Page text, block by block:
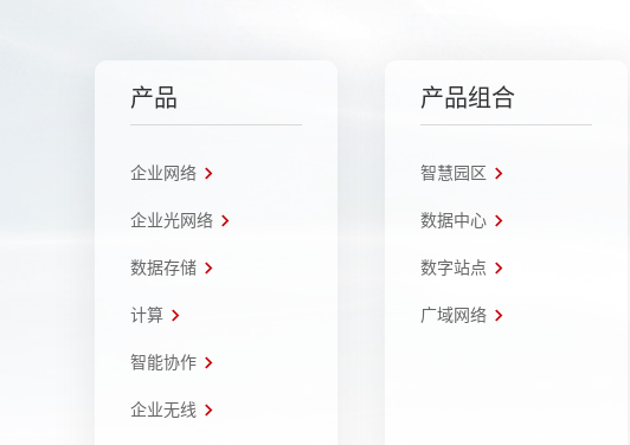
产品
企业网络
企业光网络
数据存储
计算
智能协作
企业无线
产品组合
智慧园区
数据中心
数字站点
广域网络